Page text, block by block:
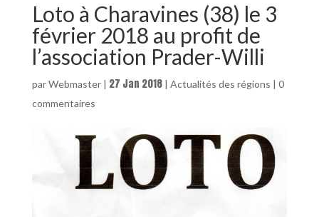
Loto à Charavines (38) le 3
février 2018 au profit de
l’association Prader-Willi
parWebmaster| 27 Jan 2018| Actualités des régions | 0
commentaires